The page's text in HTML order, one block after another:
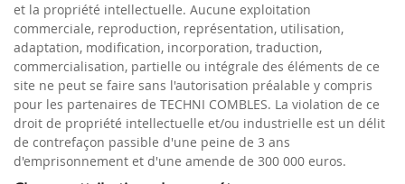
et la propriété intellectuelle. Aucune exploitation
commerciale, reproduction, représentation, utilisation,
adaptation, modification, incorporation, traduction,
commercialisation, partielle ou intégrale des éléments de ce
site ne peut se faire sans l'autorisation préalable y compris
pour les partenaires de TECHNI COMBLES. La violation de ce
droit de propriété intellectuelle et/ou industrielle est un délit
de contrefaçon passible d'une peine de 3 ans
d'emprisonnement et d'une amende de 300 000 euros.